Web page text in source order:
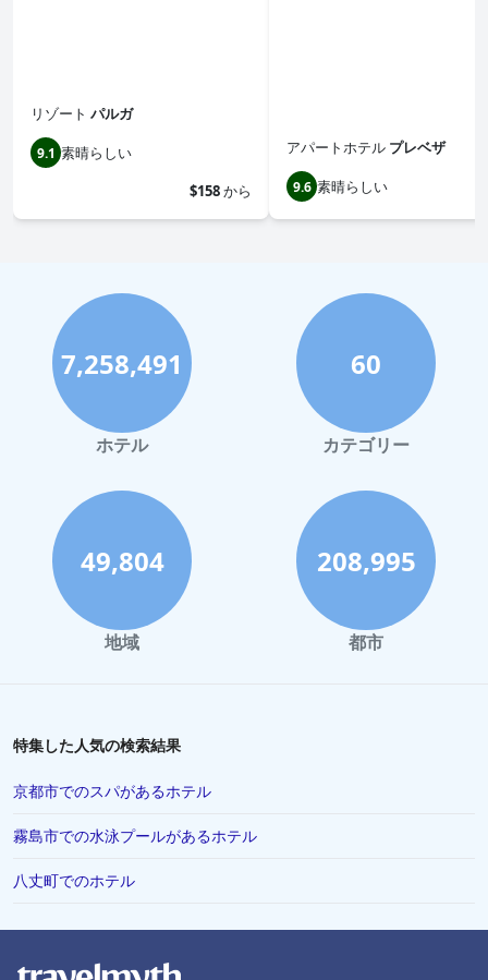
リゾート パルガ
9.1 素晴らしい
$158から
アパートホテル プレベザ
9.6 素晴らしい
7,258,491
ホテル
60
カテゴリー
49,804
地域
208,995
都市
特集した人気の検索結果
京都市でのスパがあるホテル
霧島市での水泳プールがあるホテル
八丈町でのホテル